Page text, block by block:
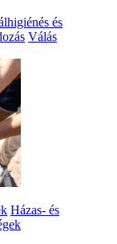
és
Válás
Házas- és